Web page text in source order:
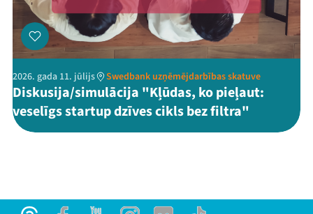
2026. gada 11. jūlijs Swedbank uzņēmējdarbības skatuve
Diskusija/simulācija "Kļūdas, ko pieļaut:
veselīgs startup dzīves cikls bez filtra"